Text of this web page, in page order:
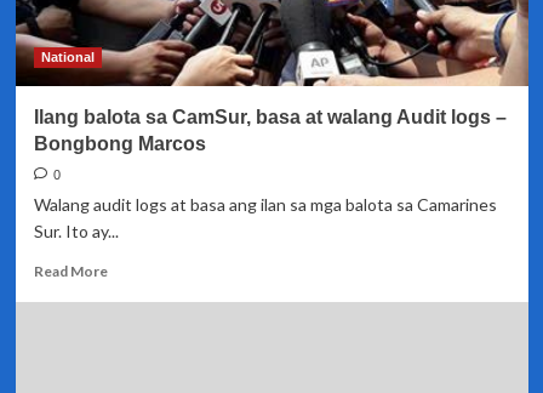
ni
Vice-
President
ang
mga
logs
National
Ilang balota sa CamSur, basa at walang Audit logs –
Bongbong Marcos
0
Walang audit logs at basa ang ilan sa mga balota sa Camarines
Sur. Ito ay...
Read MoreRead